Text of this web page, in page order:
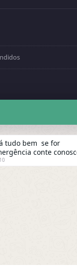
DA FENINFRA?
PRESSÃO.
com a Starlink?
e Processamento:
NE8000 e Direcionar
tudo bem se for
conte